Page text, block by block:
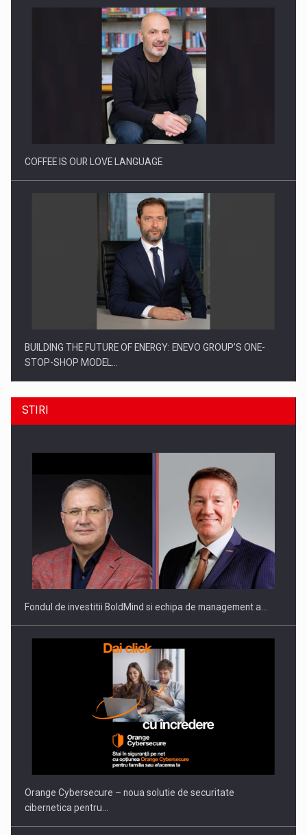
Webinar - Business Evolution-RETHINK STRATEGY-Finantare
Investitii Digitalizare
COFFEE IS OUR LOVE LANGUAGE
BUILDING THE FUTURE OF ENERGY: ENEVO GROUP’S ONE-
STOP-SHOP MODEL…
ROOTED IN ROMANIA, BUILT TO DELIVER TECHNOLOGY FOR
THE…
PUTTING ROMANIAN CORPORATE COMPANIES ON THE
INTERNATIONAL BUSINESS SCENE
STIRI
Fondul de investitii BoldMind si echipa de management a…
Orange Cybersecure – noua solutie de securitate
cibernetica pentru…